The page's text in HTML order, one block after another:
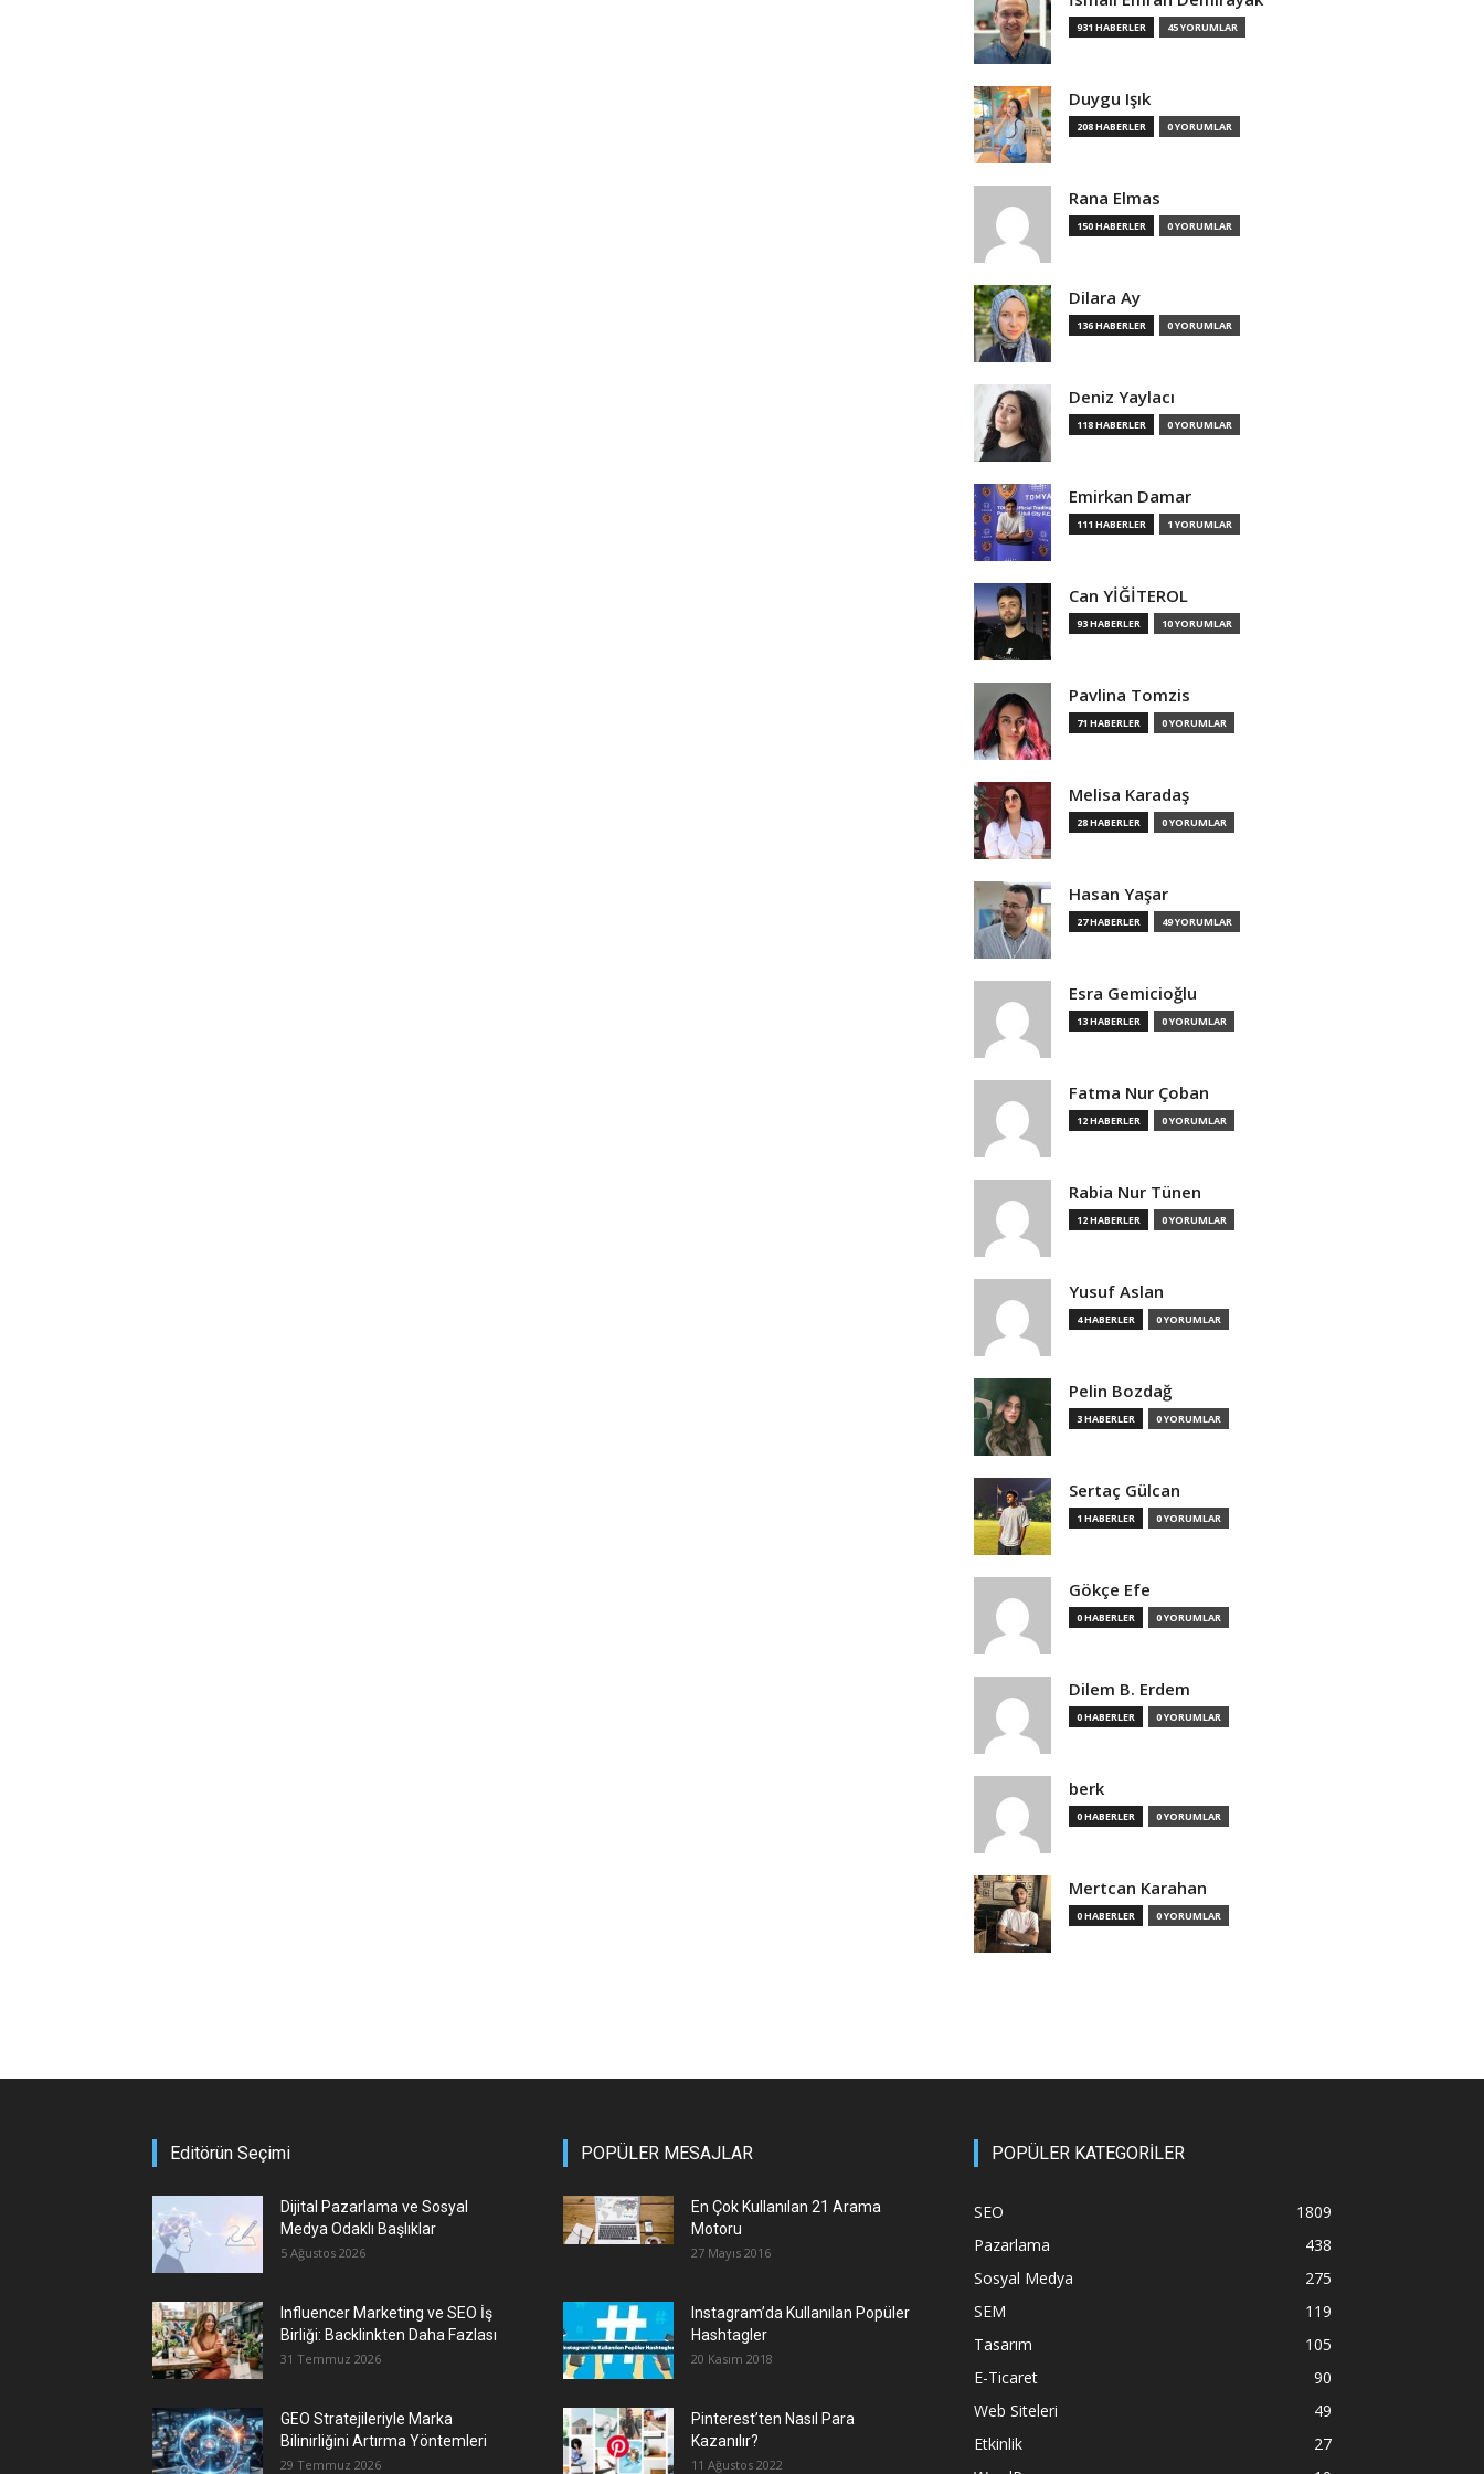
931 HABERLER 45 YORUMLAR
Duygu Işık
208 HABERLER 0 YORUMLAR
Rana Elmas
150 HABERLER 0 YORUMLAR
Dilara Ay
136 HABERLER 0 YORUMLAR
Deniz Yaylacı
118 HABERLER 0 YORUMLAR
Emirkan Damar
111 HABERLER 1 YORUMLAR
Can YİĞİTEROL
93 HABERLER 10 YORUMLAR
Pavlina Tomzis
71 HABERLER 0 YORUMLAR
Melisa Karadaş
28 HABERLER 0 YORUMLAR
Hasan Yaşar
27 HABERLER 49 YORUMLAR
Esra Gemicioğlu
13 HABERLER 0 YORUMLAR
Fatma Nur Çoban
12 HABERLER 0 YORUMLAR
Rabia Nur Tünen
12 HABERLER 0 YORUMLAR
Yusuf Aslan
4 HABERLER 0 YORUMLAR
Pelin Bozdağ
3 HABERLER 0 YORUMLAR
Sertaç Gülcan
1 HABERLER 0 YORUMLAR
Gökçe Efe
0 HABERLER 0 YORUMLAR
Dilem B. Erdem
0 HABERLER 0 YORUMLAR
berk
0 HABERLER 0 YORUMLAR
Mertcan Karahan
0 HABERLER 0 YORUMLAR
Editörün Seçimi
Dijital Pazarlama ve Sosyal
Medya Odaklı Başlıklar
5 Ağustos 2026
Influencer Marketing ve SEO İş
Birliği: Backlinkten Daha Fazlası
31 Temmuz 2026
GEO Stratejileriyle Marka
Bilinirliğini Artırma Yöntemleri
29 Temmuz 2026
POPÜLER MESAJLAR
En Çok Kullanılan 21 Arama
Motoru
27 Mayıs 2016
Instagram’da Kullanılan Popüler
Hashtagler
20 Kasım 2018
Pinterest’ten Nasıl Para
Kazanılır?
11 Ağustos 2022
POPÜLER KATEGORİLER
SEO
1809
Pazarlama
438
Sosyal Medya
275
SEM
119
Tasarım
105
E-Ticaret
90
Web Siteleri
49
Etkinlik
27